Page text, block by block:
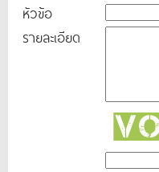
หัวข้อ
รายละเอียด